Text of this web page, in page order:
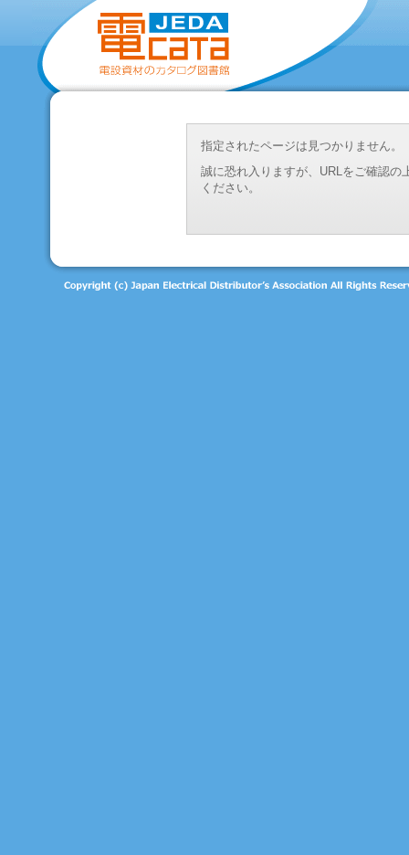
指定されたページは見つかりません。
誠に恐れ入りますが、URLをご確認
ください。